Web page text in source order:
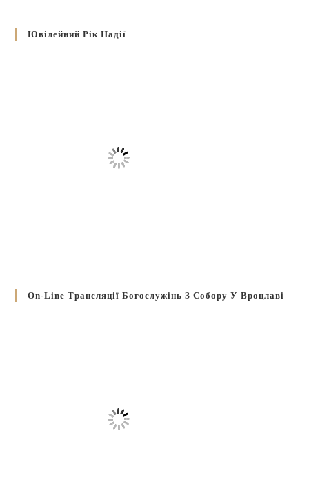
Ювілейний Рік Надії
On-Line Трансляції Богослужінь З Собору У Вроцлаві